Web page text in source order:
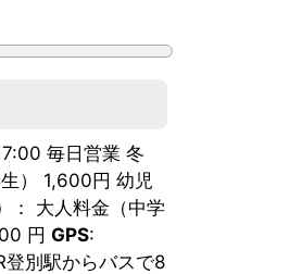
毎日営業 冬
） 1,600円 幼児
： 大人料金（中学
円 GPS:
登別駅からバスで8